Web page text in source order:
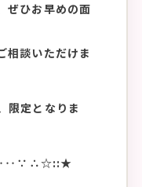
ぜひお早めの面
相談いただけま
限定となりま